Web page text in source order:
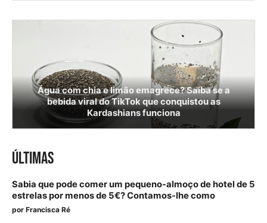
Água com chia e limão emagrece? Saiba se a
bebida viral do TikTok que conquistou as
Kardashians funciona
ÚLTIMAS
Sabia que pode comer um pequeno-almoço de hotel de 5
estrelas por menos de 5€? Contamos-lhe como
por Francisca Ré